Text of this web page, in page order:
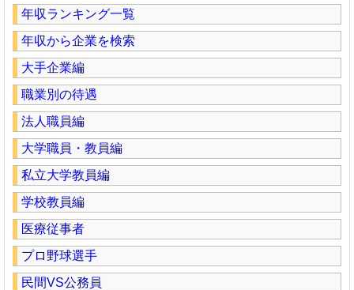
年収ランキング一覧
年収から企業を検索
大手企業編
職業別の待遇
法人職員編
大学職員・教員編
私立大学教員編
学校教員編
医療従事者
プロ野球選手
民間VS公務員